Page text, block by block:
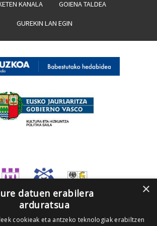
KANALA GOIENA TALDEA
GUREKIN LAN EGIN
×
datuen erabilera
arduratsua
cookieak eta antzeko teknologiak erabiltzen